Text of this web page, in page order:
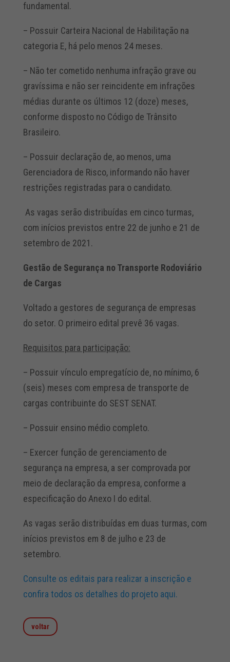
fundamental.
– Possuir Carteira Nacional de Habilitação na
categoria E, há pelo menos 24 meses.
– Não ter cometido nenhuma infração grave ou
gravíssima e não ser reincidente em infrações
médias durante os últimos 12 (doze) meses,
conforme disposto no Código de Trânsito
Brasileiro.
– Possuir declaração de, ao menos, uma
Gerenciadora de Risco, informando não haver
restrições registradas para o candidato.
As vagas serão distribuídas em cinco turmas,
com inícios previstos entre 22 de junho e 21 de
setembro de 2021.
Gestão de Segurança no Transporte Rodoviário
de Cargas
Voltado a gestores de segurança de empresas
do setor. O primeiro edital prevê 36 vagas.
Requisitos para participação:
– Possuir vínculo empregatício de, no mínimo, 6
(seis) meses com empresa de transporte de
cargas contribuinte do SEST SENAT.
– Possuir ensino médio completo.
– Exercer função de gerenciamento de
segurança na empresa, a ser comprovada por
meio de declaração da empresa, conforme a
especificação do Anexo I do edital.
As vagas serão distribuídas em duas turmas, com
inícios previstos em 8 de julho e 23 de
setembro.
Consulte os editais para realizar a inscrição e
confira todos os detalhes do projeto aqui.
voltar